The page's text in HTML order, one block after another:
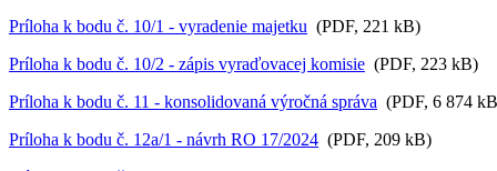
Príloha k bodu č. 10/1 - vyradenie majetku (PDF, 221 kB)
Príloha k bodu č. 10/2 - zápis vyraďovacej komisie (PDF, 223 kB)
Príloha k bodu č. 11 - konsolidovaná výročná správa (PDF, 6 874
Príloha k bodu č. 12a/1 - návrh RO 17/2024 (PDF, 209 kB)